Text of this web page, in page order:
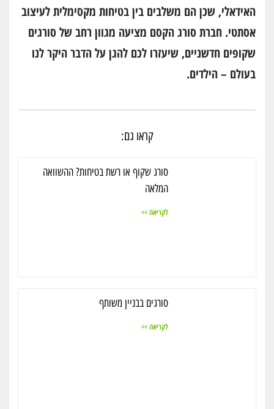
האידאלי, שכן הם משלבים בין בטיחות מקסימלית לעיצוב
אסתטי. חברת סורג הקסם מציעה מגוון רחב של סורגים
שקופים חדשניים, שיעזרו לכם להגן על הדבר היקר לנו
בעולם – הילדים.
קראו גם:
סורג שקוף או רשת בטיחות? ההשוואה
המלאה
לקריאה >>
סורגים בבניין משותף
לקריאה >>